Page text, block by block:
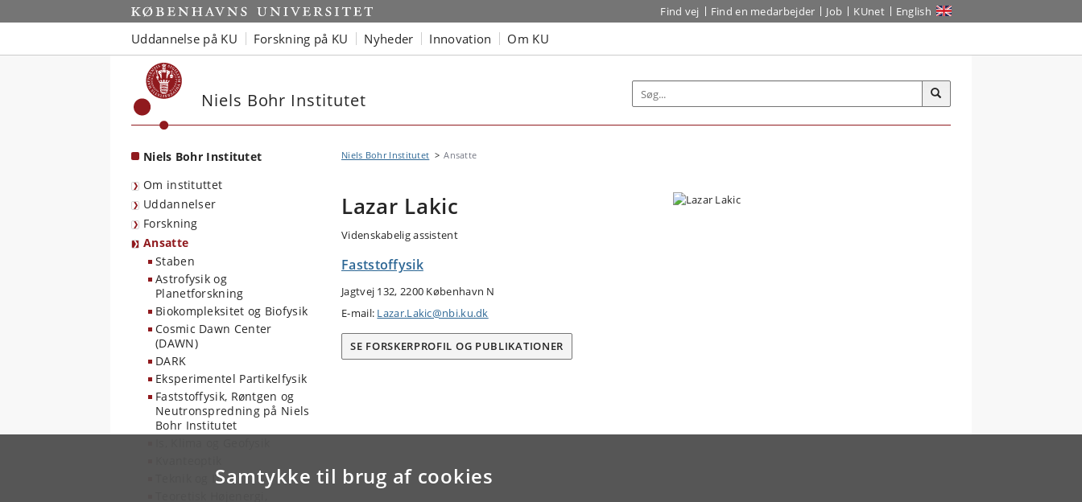
Samtykke til brug af cookies
Start Find vej Find en medarbejder Job KUnet English
Uddannelse på KU Forskning på KU Nyheder Innovation Om KU
Niels Bohr Institutet
Niels Bohr Institutet
Om instituttet
Uddannelser
Forskning
Ansatte
Staben
Astrofysik og
Planetforskning
Biokompleksitet og Biofysik
Cosmic Dawn Center
(DAWN)
DARK
Eksperimentel Partikelfysik
Faststoffysik, Røntgen og
Neutronspredning på Niels
Bohr Institutet
Teknik og IT
Niels Bohr Institutet Ansatte
Lazar Lakic
Videnskabelig assistent
Faststoffysik
Jagtvej 132, 2200 København N
E-mail: Lazar.Lakic@nbi.ku.dk
SE FORSKERPROFIL OG PUBLIKATIONER